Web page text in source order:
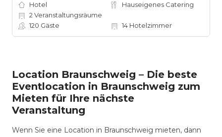
Hotel
Hauseigenes Catering
2 Veranstaltungsräume
120 Gäste 14 Hotelzimmer
Location Braunschweig – Die beste
Eventlocation in Braunschweig zum
Mieten für Ihre nächste
Veranstaltung
Wenn Sie eine Location in Braunschweig mieten, dann